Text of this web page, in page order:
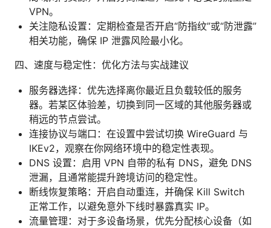
VPN。
关注隐私设置：定期检查是否开启“防指纹”或“防泄露”
相关功能，确保 IP 泄露风险最小化。
四、速度与稳定性：优化方法与实战建议
服务器选择：优先选择离你最近且负载较低的服务
器。若某区体验差，切换到同一区域的其他服务器或
稍远的节点尝试。
连接协议与端口：在设置中尝试切换 WireGuard 与
IKEv2，观察在你网络环境中的稳定性表现。
DNS 设置：启用 VPN 自带的私有 DNS，避免 DNS
泄漏，且通常能提升跨境访问的稳定性。
断线恢复策略：开启自动重连，并确保 Kill Switch
正常工作，以避免意外下线时暴露真实 IP。
流量管理：对于多设备场景，优先分配核心设备（如